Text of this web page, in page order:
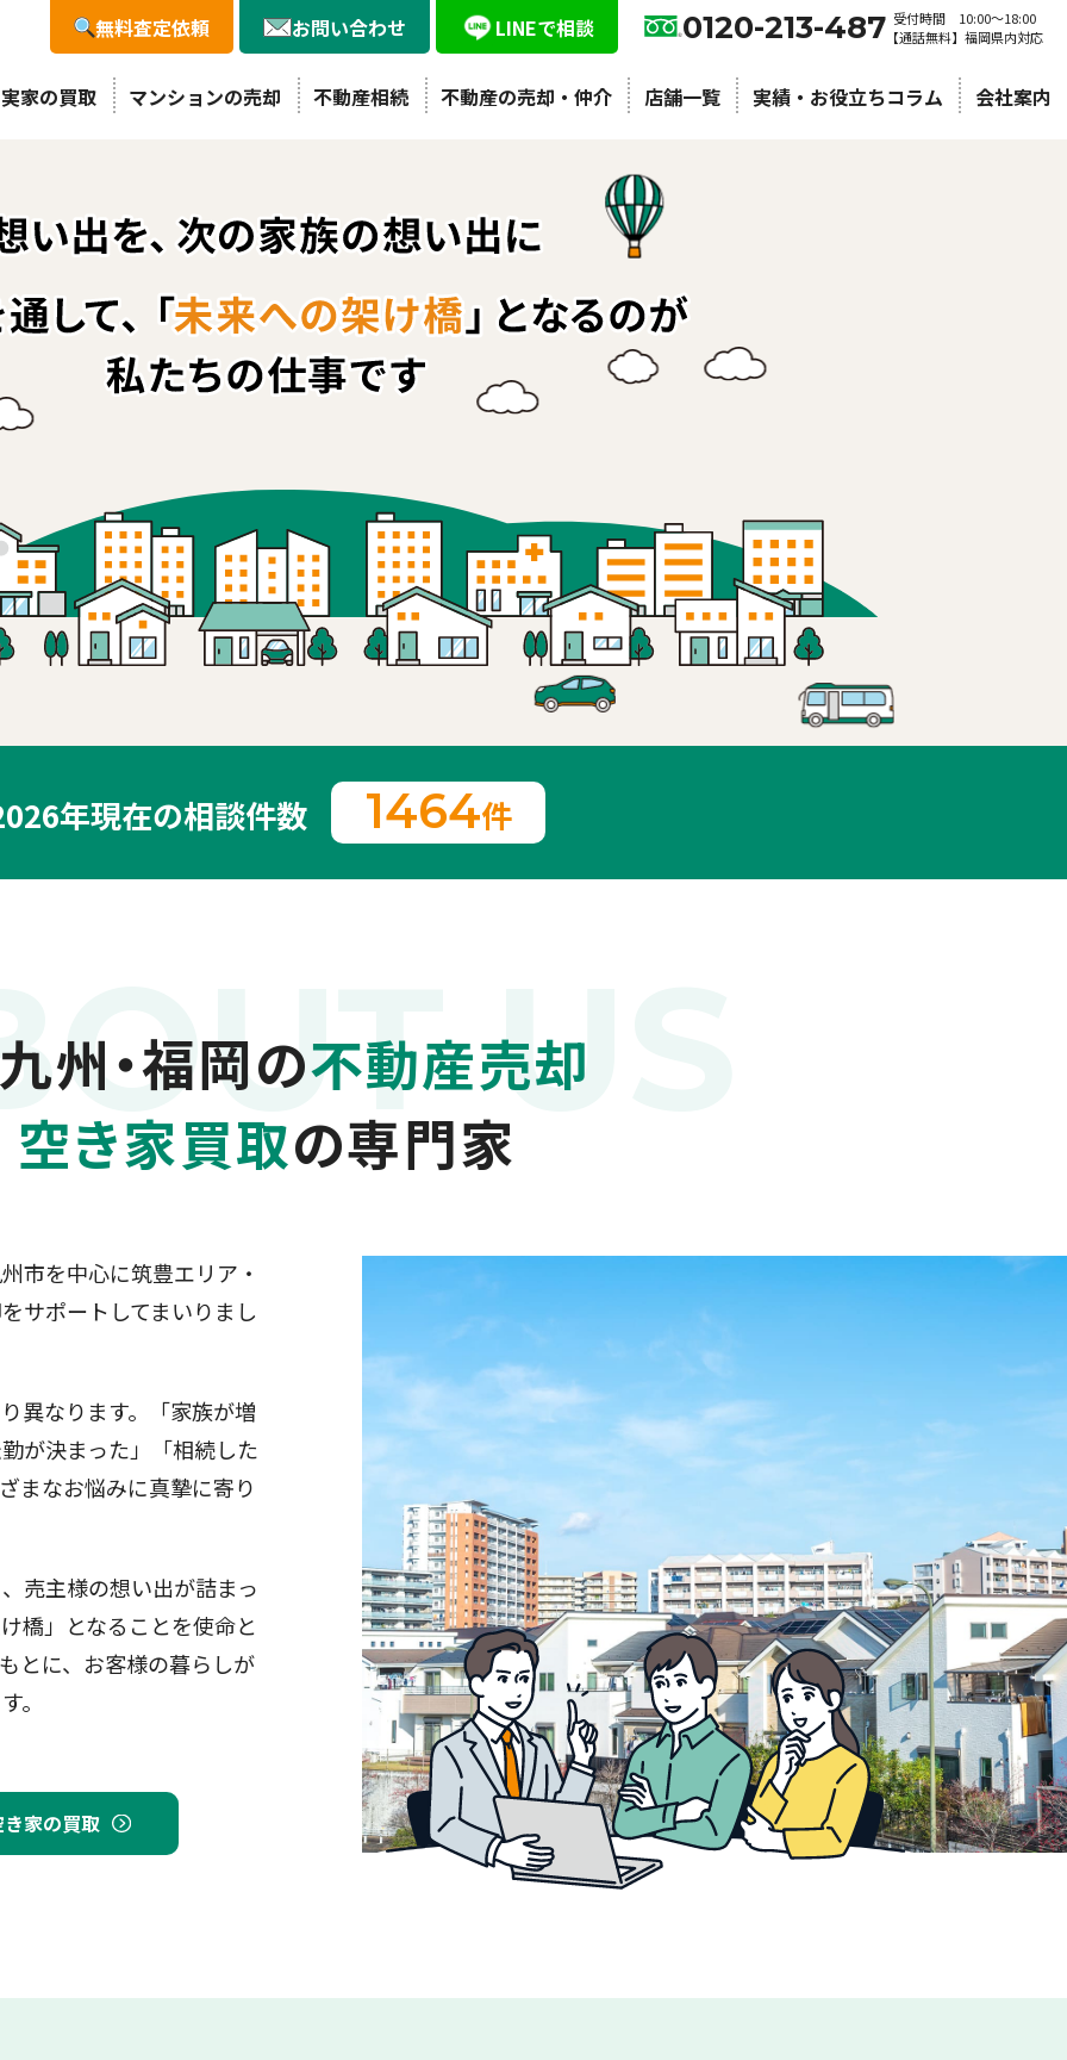
無料査定依頼 お問い合わせ LINEで相談 0120-213-487 受付時間 10:00〜18:00
【通話無料】福岡県内対応
家の買取 マンションの売却 不動産相続 不動産の売却・仲介 店舗一覧 実績・お役立ちコラム 会社案内
年現在の相談件数 1464件
US
州・福岡の不動産売却
空き家買取の専門家
市を中心に筑豊エリア・
サポートしてまいりまし
異なります。「家族が増
が決まった」「相続した
まなお悩みに真摯に寄り
売主様の想い出が詰まっ
橋」となることを使命と
とに、お客様の暮らしが
。
家の買取